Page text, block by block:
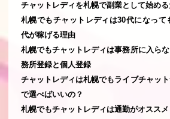
チャットレディを札幌で副業として始め
札幌でもチャットレディは30代になって
代が稼げる理由
札幌でもチャットレディは事務所に入ら
務所登録と個人登録
チャットレディは札幌でもライブチャッ
で選べばいいの？
札幌でもチャットレディは通勤がオスス